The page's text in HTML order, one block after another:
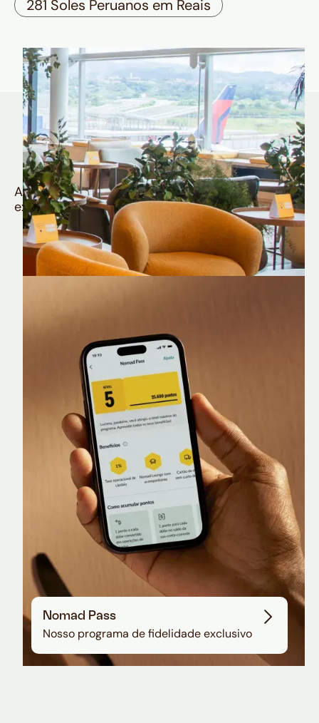
281 Soles Peruanos em Reais
Quem é Nomad tem
muito mais
Aproveite todos os benefícios e vantagens
exclusivas da sua Conta Internacional
Nomad Lounge
Sala VIP no Aeroporto de Guarulhos
Nomad Pass
Nosso programa de fidelidade exclusivo